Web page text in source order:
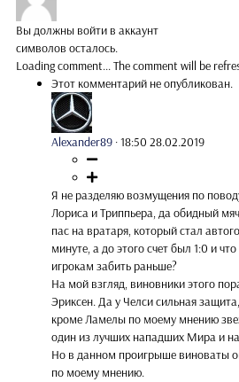
Вы должны войти в аккаунт
символов осталось.
Loading comment...The comment will be
Этот комментарий не опубликован.
Alexander89 ·18:50 28.02.2019
Я не разделяю возмущения по
Лориса и Триппьера, да обидный
пас на вратаря, который стал
минуте, а до этого счет был 1:0 и
игрокам забить раньше?
На мой взгляд, виновники этого
Эриксен. Да у Челси сильная
кроме Ламелы по моему мнению
один из лучших нападших Мира и
Но в данном проигрыше виноваты
по моему мнению.